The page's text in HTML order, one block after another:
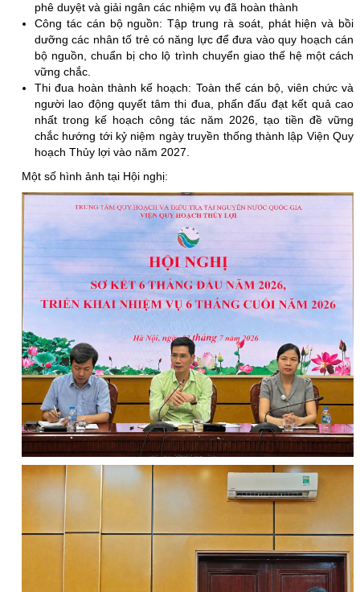
phê duyệt và giải ngân các nhiệm vụ đã hoàn thành
Công tác cán bộ nguồn: Tập trung rà soát, phát hiện và bồi
dưỡng các nhân tố trẻ có năng lực để đưa vào quy hoạch cán
bộ nguồn, chuẩn bị cho lộ trình chuyển giao thế hệ một cách
vững chắc.
Thi đua hoàn thành kế hoạch: Toàn thể cán bộ, viên chức và
người lao động quyết tâm thi đua, phấn đấu đạt kết quả cao
nhất trong kế hoạch công tác năm 2026, tạo tiền đề vững
chắc hướng tới kỷ niệm ngày truyền thống thành lập Viện Quy
hoạch Thủy lợi vào năm 2027.
Một số hình ảnh tại Hội nghị: